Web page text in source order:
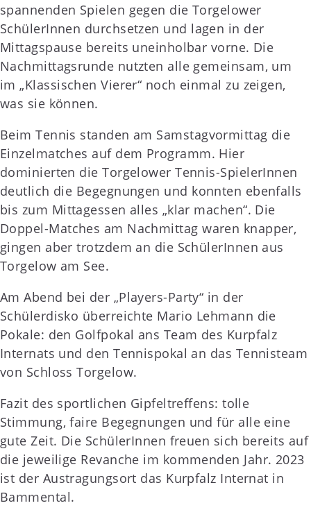
spannenden Spielen gegen die Torgelower
SchülerInnen durchsetzen und lagen in der
Mittagspause bereits uneinholbar vorne. Die
Nachmittagsrunde nutzten alle gemeinsam, um
im „Klassischen Vierer“ noch einmal zu zeigen,
was sie können.
Beim Tennis standen am Samstagvormittag die
Einzelmatches auf dem Programm. Hier
dominierten die Torgelower Tennis-SpielerInnen
deutlich die Begegnungen und konnten ebenfalls
bis zum Mittagessen alles „klar machen“. Die
Doppel-Matches am Nachmittag waren knapper,
gingen aber trotzdem an die SchülerInnen aus
Torgelow am See.
Am Abend bei der „Players-Party“ in der
Schülerdisko überreichte Mario Lehmann die
Pokale: den Golfpokal ans Team des Kurpfalz
Internats und den Tennispokal an das Tennisteam
von Schloss Torgelow.
Fazit des sportlichen Gipfeltreffens: tolle
Stimmung, faire Begegnungen und für alle eine
gute Zeit. Die SchülerInnen freuen sich bereits auf
die jeweilige Revanche im kommenden Jahr. 2023
ist der Austragungsort das Kurpfalz Internat in
Bammental.